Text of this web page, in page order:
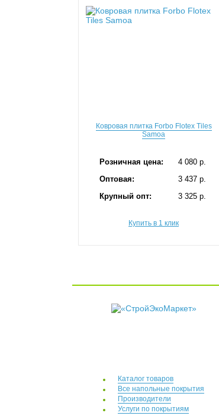
Ковровая плитка Forbo Flotex Tiles
Samoa
Розничная цена:
4 080 p.
Оптовая:
3 437 p.
Крупный опт:
3 325 p.
Купить в 1 клик
Каталог товаров
Все напольные покрытия
Производители
Услуги по покрытиям